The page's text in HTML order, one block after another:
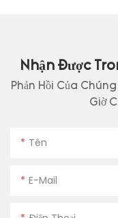
Nhận Được
Phản Hồi Của
Giờ
Tên
E-Mail